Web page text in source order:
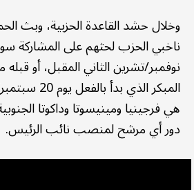
وخلال حشد القاعدة الحزبية،
نوفمبر/تشرين الثاني المقبل، أو
هي فرجينيا ومينيسوتا وداكوتا
دور أي مرشح لمنصب نائب الرئيس.